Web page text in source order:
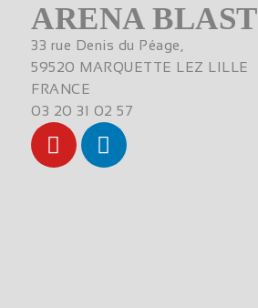
ARENA BLAST
33 rue Denis du Péage,
59520 MARQUETTE LEZ LILLE
FRANCE
03 20 31 02 57